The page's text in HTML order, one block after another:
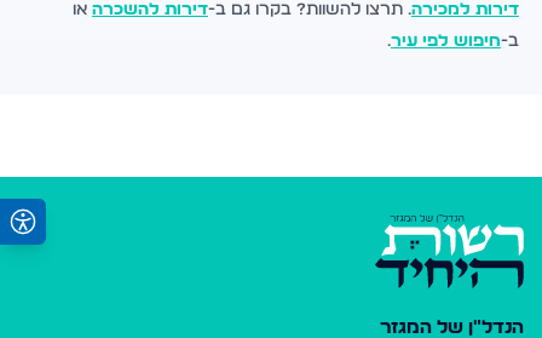
דירות למכירה. תרצו להשוות? בקרו גם ב-דירות להשכרה או
ב-חיפוש לפי עיר.
הנדל"ן של המגזר